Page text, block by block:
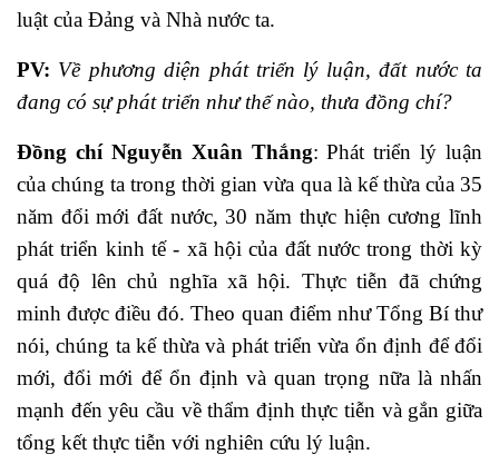
luật của Đảng và Nhà nước ta.
PV: Về phương diện phát triển lý luận, đất nước ta
đang có sự phát triển như thế nào, thưa đồng chí?
Đồng chí Nguyễn Xuân Thắng: Phát triển lý luận
của chúng ta trong thời gian vừa qua là kế thừa của 35
năm đổi mới đất nước, 30 năm thực hiện cương lĩnh
phát triển kinh tế - xã hội của đất nước trong thời kỳ
quá độ lên chủ nghĩa xã hội. Thực tiễn đã chứng
minh được điều đó. Theo quan điểm như Tổng Bí thư
nói, chúng ta kế thừa và phát triển vừa ổn định để đổi
mới, đổi mới để ổn định và quan trọng nữa là nhấn
mạnh đến yêu cầu về thẩm định thực tiễn và gắn giữa
tổng kết thực tiễn với nghiên cứu lý luận.